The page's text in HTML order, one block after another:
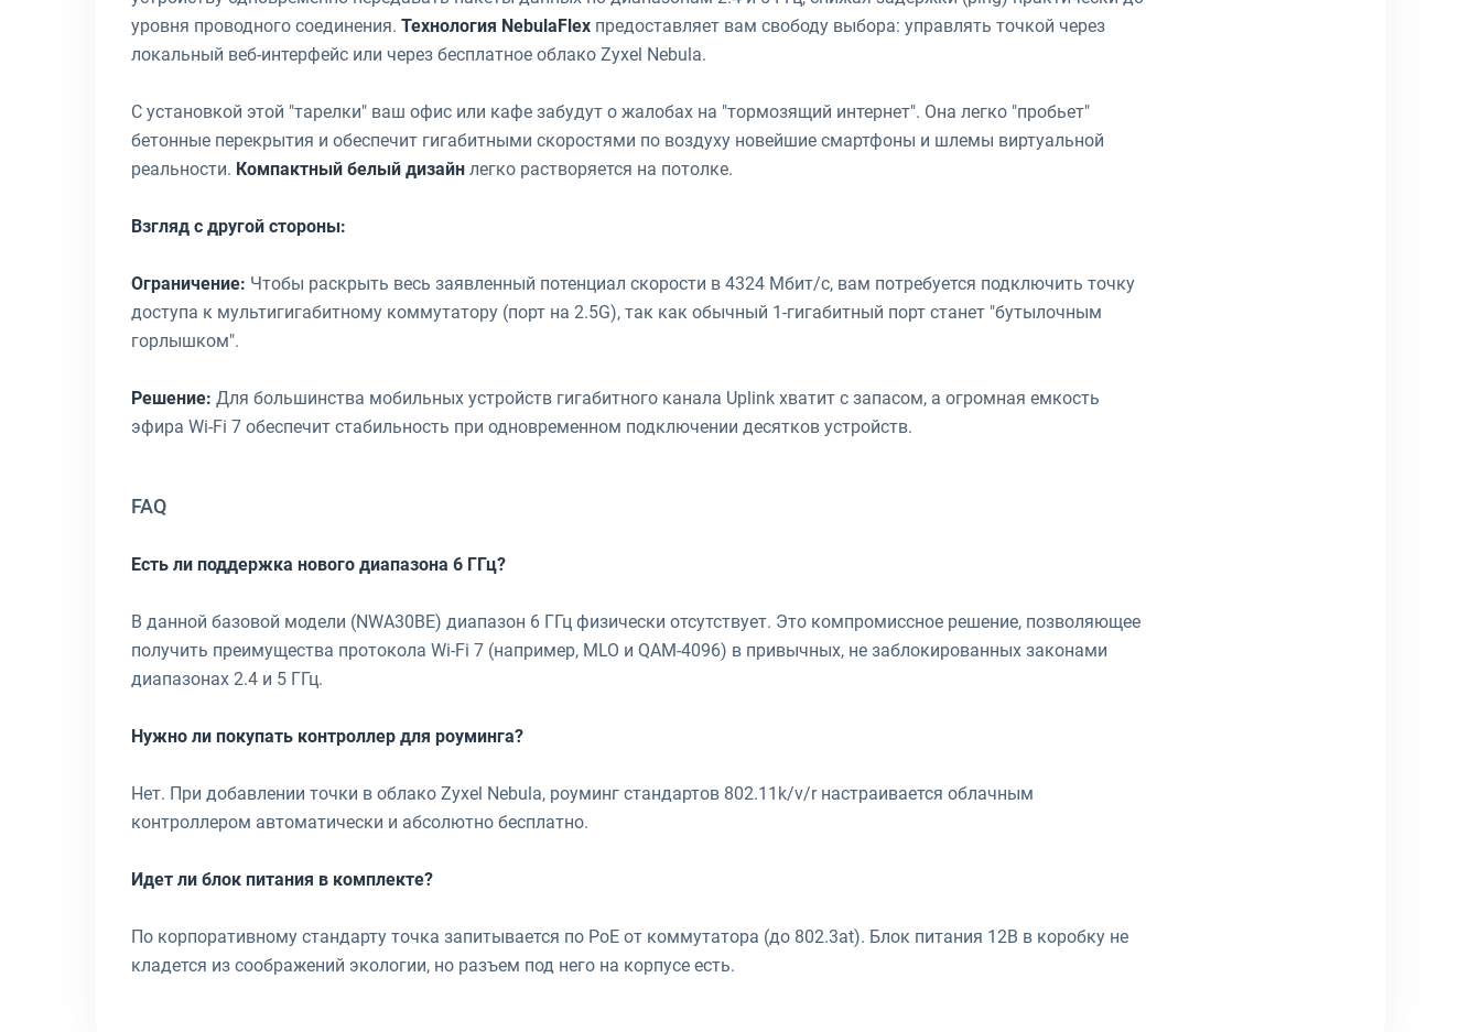
уровня проводного соединения. Технология NebulaFlex предоставляет вам свободу выбора: управлять точкой через
локальный веб-интерфейс или через бесплатное облако Zyxel Nebula.
С установкой этой "тарелки" ваш офис или кафе забудут о жалобах на "тормозящий интернет". Она легко "пробьет"
бетонные перекрытия и обеспечит гигабитными скоростями по воздуху новейшие смартфоны и шлемы виртуальной
реальности. Компактный белый дизайн легко растворяется на потолке.
Взгляд с другой стороны:
Ограничение: Чтобы раскрыть весь заявленный потенциал скорости в 4324 Мбит/с, вам потребуется подключить точку
доступа к мультигигабитному коммутатору (порт на 2.5G), так как обычный 1-гигабитный порт станет "бутылочным
горлышком".
Решение: Для большинства мобильных устройств гигабитного канала Uplink хватит с запасом, а огромная емкость
эфира Wi-Fi 7 обеспечит стабильность при одновременном подключении десятков устройств.
FAQ
Есть ли поддержка нового диапазона 6 ГГц?
В данной базовой модели (NWA30BE) диапазон 6 ГГц физически отсутствует. Это компромиссное решение, позволяющее
получить преимущества протокола Wi-Fi 7 (например, MLO и QAM-4096) в привычных, не заблокированных законами
диапазонах 2.4 и 5 ГГц.
Нужно ли покупать контроллер для роуминга?
Нет. При добавлении точки в облако Zyxel Nebula, роуминг стандартов 802.11k/v/r настраивается облачным
контроллером автоматически и абсолютно бесплатно.
Идет ли блок питания в комплекте?
По корпоративному стандарту точка запитывается по PoE от коммутатора (до 802.3at). Блок питания 12В в коробку не
кладется из соображений экологии, но разъем под него на корпусе есть.